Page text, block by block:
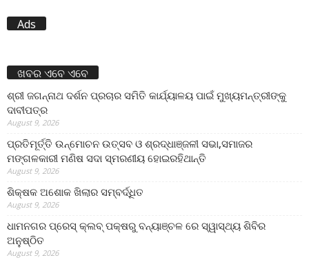
Ads
ଖବର ଏବେ ଏବେ
ଶ୍ରୀ ଜଗନ୍ନାଥ ଦର୍ଶନ ପ୍ରଚାର ସମିତି କାର୍ଯ୍ୟାଳୟ ପାଇଁ ମୁଖ୍ୟମନ୍ତ୍ରୀଙ୍କୁ
ଦାବୀପତ୍ର
August 9, 2026
ପ୍ରତିମୂର୍ତ୍ତି ଉନ୍ମୋଚନ ଉତ୍ସବ ଓ ଶ୍ରଦ୍ଧାଞ୍ଜଳୀ ସଭା,ସମାଜର
ମଙ୍ଗଳକାରୀ ମଣିଷ ସଦା ସ୍ମରଣୀୟ ହୋଇରହିଥାନ୍ତି
August 9, 2026
ଶିକ୍ଷକ ଅଶୋକ ଖିଲାର ସମ୍ବର୍ଦ୍ଧିତ
August 9, 2026
ଧାମନଗର ପ୍ରେସ୍ କ୍ଲବ୍ ପକ୍ଷରୁ ବନ୍ୟାଞ୍ଚଳ ରେ ସ୍ୱାସ୍ଥ୍ୟ ଶିବିର
ଅନୁଷ୍ଠିତ
August 9, 2026